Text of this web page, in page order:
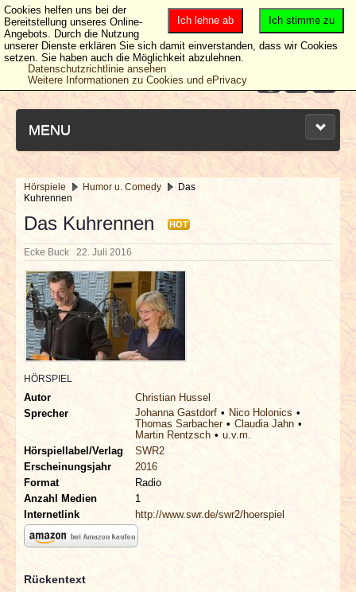
MENU
NEUESTE ARTIKEL
NEWS & DATES
BERICHTE
VERLOSUNGEN
SPECIALS
REDAKTION
LINKS
ARCHIV
Hörspiele Humor u. Comedy
Das
Kuhrennen
Das Kuhrennen HOT
Ecke Buck 22. Juli 2016
HÖRSPIEL
Autor
Christian Hussel
Sprecher
Johanna Gastdorf
Nico Holonics
Thomas Sarbacher
Claudia Jahn
Martin Rentzsch
u.v.m.
Hörspiellabel/Verlag
SWR2
Erscheinungsjahr
2016
Format
Radio
Anzahl Medien
1
Internetlink
http://www.swr.de/swr2/hoerspiel
Rückentext
Ich stimme zu
Ich lehne ab
Cookies helfen uns bei der
Bereitstellung unseres Online-
Angebots. Durch die Nutzung
unserer Dienste erklären Sie sich damit einverstanden, dass wir Cookies
setzen. Sie haben auch die Möglichkeit abzulehnen.
Datenschutzrichtlinie ansehen
Weitere Informationen zu Cookies und ePrivacy